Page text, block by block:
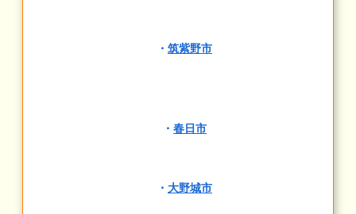
・ 筑紫野市
・ 春日市
・ 大野城市